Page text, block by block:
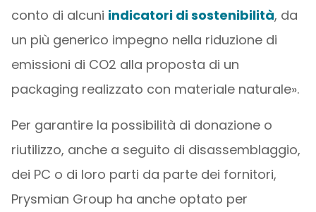
conto di alcuni indicatori di sostenibilità, da
un più generico impegno nella riduzione di
emissioni di CO2 alla proposta di un
packaging realizzato con materiale naturale».
Per garantire la possibilità di donazione o
riutilizzo, anche a seguito di disassemblaggio,
dei PC o di loro parti da parte dei fornitori,
Prysmian Group ha anche optato per